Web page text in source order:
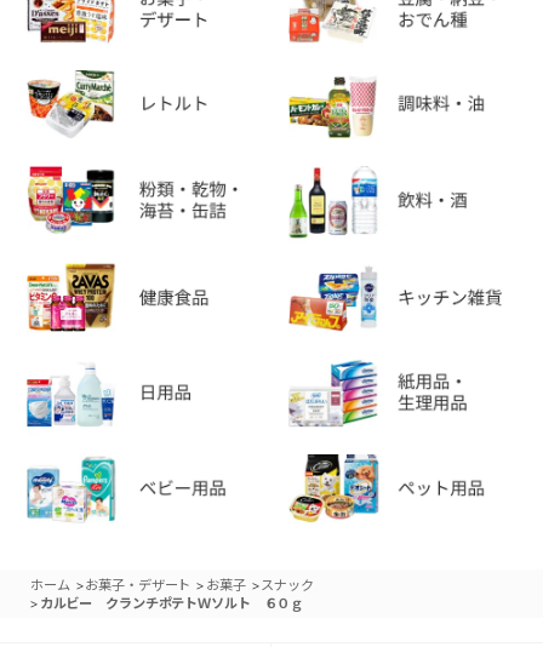
ホーム >お菓子・デザート > お菓子 > スナック
> カルビー クランチポテトＷソルト ６０ｇ